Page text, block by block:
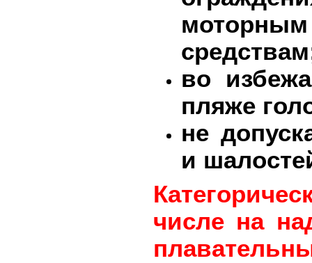
во
пляже
не
и
числе на